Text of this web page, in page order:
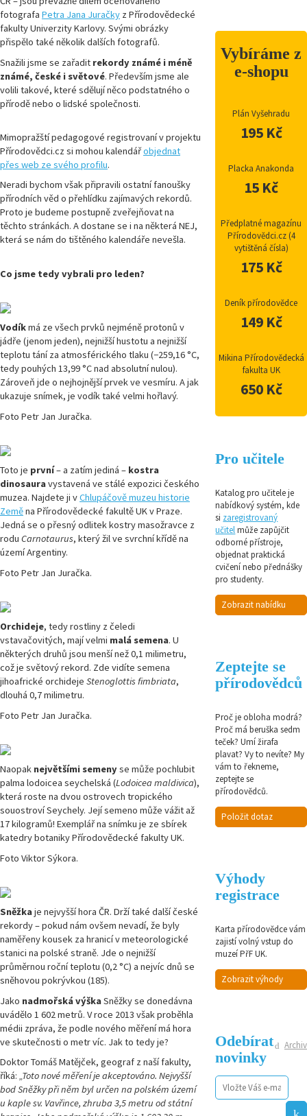
fotografa Petra Jana Juračky z Přírodovědecké
fakulty Univerzity Karlovy. Svými obrázky
přispělo také několik dalších fotografů.
Snažili jsme se zařadit rekordy známé i méně
známé, české i světové. Především jsme ale
volili takové, které sdělují něco podstatného o
přírodě nebo o lidské společnosti.
Mimopražští pedagogové registrovaní v projektu
Přírodovědci.cz si mohou kalendářobjednat
přes web ze svého profilu.
Neradi bychom však připravili ostatní fanoušky
přírodních věd o přehlídku zajímavých rekordů.
Proto je budeme postupně zveřejňovat na
těchto stránkách. A dostane se i na některá NEJ,
která se nám do tištěného kalendáře nevešla.
Co jsme tedy vybrali pro leden?
Vodíkmá ze všech prvků nejméně protonů v
jádře (jenom jeden), nejnižší hustotu a nejnižší
teplotu tání za atmosférického tlaku (−259,16 °C,
tedy pouhých 13,99 °C nad absolutní nulou).
Zároveň jde o nejhojnější prvek ve vesmíru. A jak
ukazuje snímek, je vodík také velmi hořlavý.
Foto Petr Jan Juračka.
Toto je první– a zatím jediná – kostra
dinosauravystavená ve stálé expozici českého
muzea. Najdete ji vChlupáčově muzeu historie
Zeměna Přírodovědecké fakultě UK v Praze.
Jedná se o přesný odlitek kostry masožravce z
rodu Carnotaurus, který žil ve svrchní křídě na
území Argentiny.
Foto Petr Jan Juračka.
Orchideje, tedy rostliny z čeledi
vstavačovitých, mají velmi malá semena. U
některých druhů jsou menší než 0,1 milimetru,
což je světový rekord. Zde vidíte semena
jihoafrické orchideje Stenoglottis fimbriata,
dlouhá 0,7 milimetru.
Foto Petr Jan Juračka.
Naopak největšími semenyse může pochlubit
palma lodoicea seychelská (Lodoicea maldivica),
která roste na dvou ostrovech tropického
souostroví Seychely. Její semeno může vážit až
17 kilogramů! Exemplář na snímku je ze sbírek
katedry botaniky Přírodovědecké fakulty UK.
Foto Viktor Sýkora.
Sněžkaje nejvyšší hora ČR. Drží také další české
rekordy – pokud nám ovšem nevadí, že byly
naměřeny kousek za hranicí v meteorologické
stanici na polské straně. Jde o nejnižší
průměrnou roční teplotu (0,2 °C) a nejvíc dnů se
sněhovou pokrývkou (185).
Jako nadmořská výškaSněžky se donedávna
uvádělo 1 602 metrů. V roce 2013 však proběhla
médii zpráva, že podle nového měření má hora
ve skutečnosti o metr víc. Jak to tedy je?
Doktor Tomáš Matějček, geograf z naší fakulty,
říká: „Toto nové měření je akceptováno. Nejvyšší
bod Sněžky při něm byl určen na polském území
u kaple sv. Vavřince, zhruba 3,5 metru od státní
Vybíráme z
e-shopu
Plán Vyšehradu
195 Kč
Placka Anakonda
15 Kč
Předplatné magazínu
Přírodovědci.cz (4
vytištěná čísla)
175 Kč
Deník přírodovědce
149 Kč
Mikina Přírodovědecká
fakulta UK
650 Kč
Pro učitele
Katalog pro učitele je
nabídkový systém, kde
si zaregistrovaný
učitelmůže zapůjčit
odborné přístroje,
objednat praktická
cvičení nebo přednášky
pro studenty.
Zobrazit nabídku
Zeptejte se
přírodovědců
Proč je obloha modrá?
Proč má beruška sedm
teček? Umí žirafa
plavat? Vy to nevíte? My
vám to řekneme,
zeptejte se
přírodovědců.
Položit dotaz
Výhody
registrace
Karta přírodovědce vám
zajistí volný vstup do
muzeí PřF UK.
Zobrazit výhody
Archiv
Odebírat
novinky